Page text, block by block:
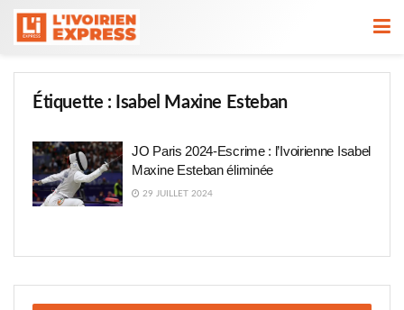
Étiquette : Isabel Maxine Esteban
JO Paris 2024-Escrime : l’Ivoirienne Isabel
Maxine Esteban éliminée
29 JUILLET 2024